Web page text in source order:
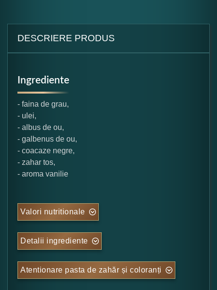
DESCRIERE PRODUS
Ingrediente
- faina de grau,
- ulei,
- albus de ou,
- galbenus de ou,
- coacaze negre,
- zahar tos,
- aroma vanilie
Valori nutritionale
Detalii ingrediente
Atentionare pasta de zahăr și coloranți